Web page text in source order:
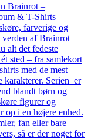
Brainrot –
& T-Shirts
farverige og
af Brainrot
det fedeste
sted – fra samlekort
med de mest
karakterer. Serien er
blandt børn og
figurer og
op i en højere enhed.
fan eller bare
så er der noget for